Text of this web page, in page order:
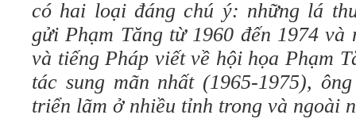
có hai loại đáng chú ý: những lá
gửi Phạm Tăng từ 1960 đến 1974 và
và tiếng Pháp viết về hội họa Phạm
tác sung mãn nhất (1965-1975),
triển lãm ở nhiều tỉnh trong và ngoài